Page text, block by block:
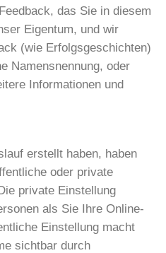
das Sie in diesem
Eigentum, und wir
(wie Erfolgsgeschichten)
Namensnennung, oder
Informationen und
erstellt haben, haben
oder private
private Einstellung
als Sie Ihre Online-
Einstellung macht
sichtbar durch